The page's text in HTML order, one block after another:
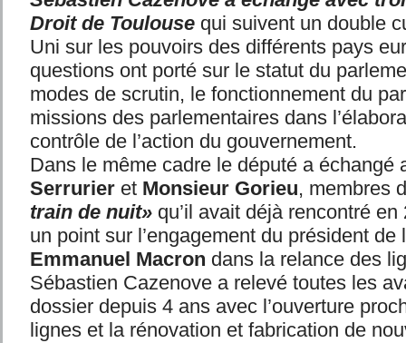
Droit de Toulouse qui suivent un double
Uni sur les pouvoirs des différents pays
questions ont porté sur le statut du
modes de scrutin, le fonctionnement du
missions des parlementaires dans
contrôle de l’action du gouvernement.
Dans le même cadre le député a échangé
Serrurieret Monsieur Gorieu, membres
train de nuit» qu’il avait déjà rencontré
un point sur l’engagement du président de
Emmanuel Macron dans la relance des
Sébastien Cazenove a relevé toutes les
dossier depuis 4 ans avec l’ouverture
lignes et la rénovation et fabrication de